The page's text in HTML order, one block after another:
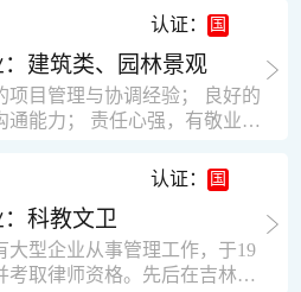
1981988年爱聘于郑州市荥阳
司，任郑州市天然气公司基地
工员。该项目有15层办公楼及
平方。框架结构。住宅楼4
，6层砖混结构。1989年至19
该项目为水泥生产线，该项目
熟料仓12，每个直径9米高41
构，皮带运输走廊一个，框架
，高5.2米的框架结构。1991
市新营建筑公司历任：七里三
理高效的做好企业内部管理和
整；具有大型工程及房地产公
，以及公关的能力和商务谈判
认为是个有良好职业道德、有
敬业精神，能承受巨大工作压
理人！……
高级工程师，执业药师，中国
会员。享受国务院津贴专家。
释片及其制备工艺国家发明专
认证：
建筑类、园林景观
项目管理与协调经验； 良好的
通能力； 责任心强，有敬业创
控系统、防盗报警系统、门禁
、停车场管理系统、巡更系
表系统等相关系统主流产品，
前技术支持能力，并具有较丰
试经验； 能独立完成系统集成
认证：
科教文卫
大型企业从事管理工作，于19
考取律师资格。先后在吉林油